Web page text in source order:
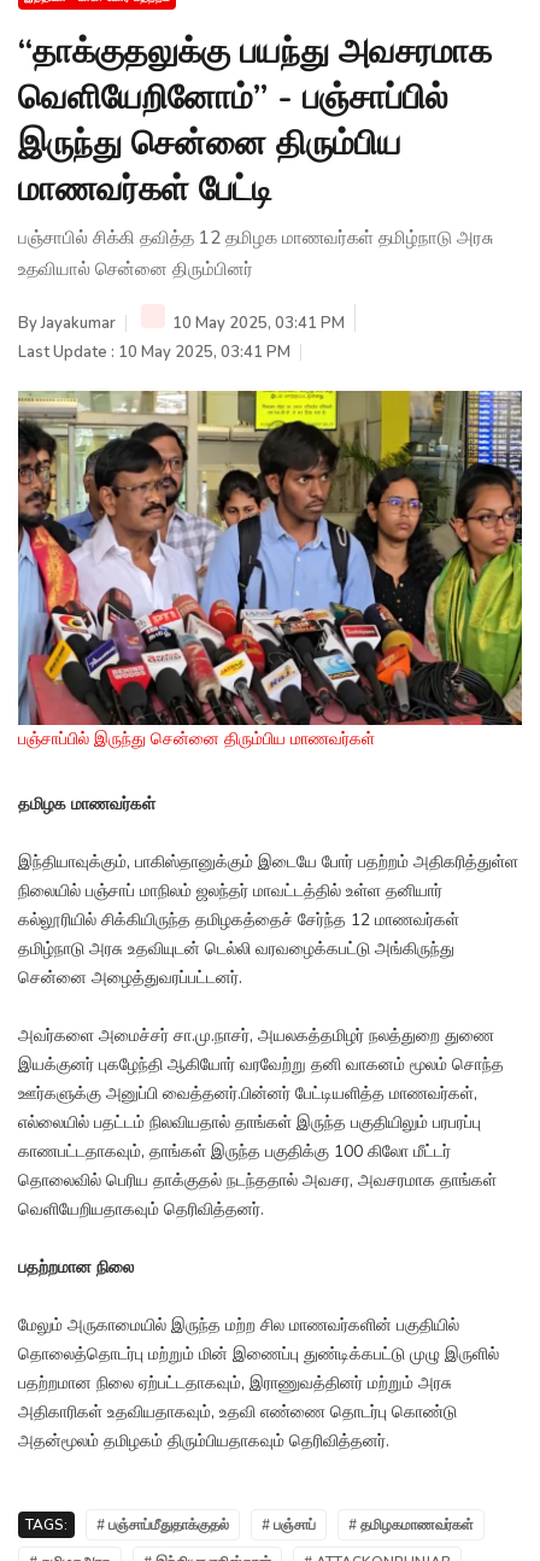
“தாக்குதலுக்கு பயந்து அவசரமாக
வெளியேறினோம்” - பஞ்சாப்பில்
இருந்து சென்னை திரும்பிய
மாணவர்கள் பேட்டி
பஞ்சாபில் சிக்கி தவித்த 12 தமிழக மாணவர்கள் தமிழ்நாடு அரசு
உதவியால் சென்னை திரும்பினர்
ByJayakumar
10 May 2025, 03:41 PM
Last Update : 10 May 2025, 03:41 PM
பஞ்சாப்பில் இருந்து சென்னை திரும்பிய மாணவர்கள்
தமிழக மாணவர்கள்
இந்தியாவுக்கும், பாகிஸ்தானுக்கும் இடையே போர் பதற்றம் அதிகரித்துள்ள
நிலையில் பஞ்சாப் மாநிலம் ஜலந்தர் மாவட்டத்தில் உள்ள தனியார்
கல்லூரியில் சிக்கியிருந்த தமிழகத்தைச் சேர்ந்த 12 மாணவர்கள்
தமிழ்நாடு அரசு உதவியுடன் டெல்லி வரவழைக்கபட்டு அங்கிருந்து
சென்னை அழைத்துவரப்பட்டனர்.
அவர்களை அமைச்சர் சா.மு.நாசர், அயலகத்தமிழர் நலத்துறை துணை
இயக்குனர் புகழேந்தி ஆகியோர் வரவேற்று தனி வாகனம் மூலம் சொந்த
ஊர்களுக்கு அனுப்பி வைத்தனர்.பின்னர் பேட்டியளித்த மாணவர்கள்,
எல்லையில் பதட்டம் நிலவியதால் தாங்கள் இருந்த பகுதியிலும் பரபரப்பு
காணபட்டதாகவும், தாங்கள் இருந்த பகுதிக்கு 100 கிலோ மீட்டர்
தொலைவில் பெரிய தாக்குதல் நடந்ததால் அவசர, அவசரமாக தாங்கள்
வெளியேறியதாகவும் தெரிவித்தனர்.
பதற்றமான நிலை
மேலும் அருகாமையில் இருந்த மற்ற சில மாணவர்களின் பகுதியில்
தொலைத்தொடர்பு மற்றும் மின் இணைப்பு துண்டிக்கபட்டு முழு இருளில்
பதற்றமான நிலை ஏற்பட்டதாகவும், இராணுவத்தினர் மற்றும் அரசு
அதிகாரிகள் உதவியதாகவும், உதவி எண்ணை தொடர்பு கொண்டு
அதன்மூலம் தமிழகம் திரும்பியதாகவும் தெரிவித்தனர்.
TAGS: # பஞ்சாப்மீதுதாக்குதல் # பஞ்சாப்
# தமிழகமாணவர்கள்